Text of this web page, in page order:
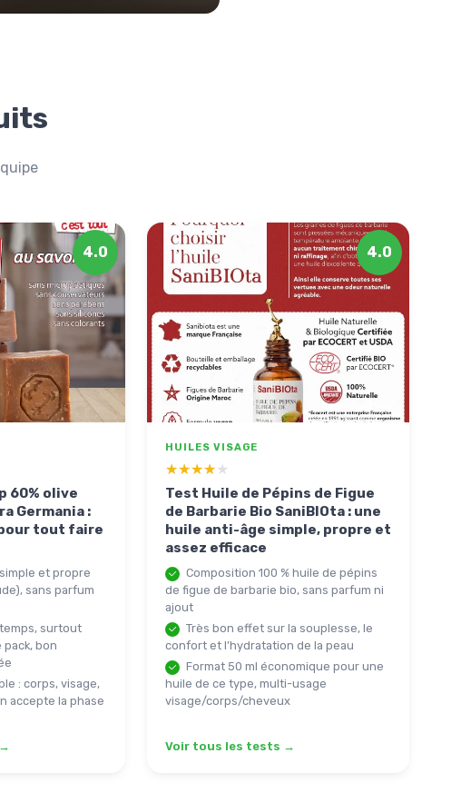
4.0
60% olive
Germania :
tout faire
et propre
sans parfum
surtout
pack, bon
: corps, visage,
accepte la phase
4.0
HUILES VISAGE
★★★★★
★★★★★
Test Huile de Pépins de Figue
de Barbarie Bio SaniBIOta : une
huile anti-âge simple, propre et
assez efficace
Composition 100 % huile de pépins
de figue de barbarie bio, sans parfum ni
ajout
Très bon effet sur la souplesse, le
confort et l’hydratation de la peau
Format 50 ml économique pour une
huile de ce type, multi-usage
visage/corps/cheveux
Voir tous les tests →